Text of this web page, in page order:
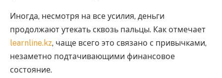
Иногда, несмотря на все усилия, деньги
продолжают утекать сквозь пальцы. Как отмечает
learnline.kz, чаще всего это связано с привычками,
незаметно подтачивающими финансовое
состояние.